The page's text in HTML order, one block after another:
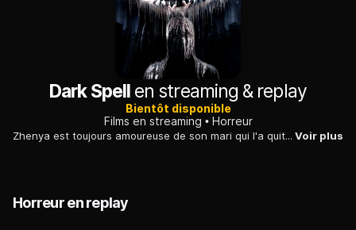
Dark Spell en streaming & replay
Bientôt disponible
Films en streaming
Horreur
Zhenya est toujours amoureuse de son mari qui l'a quittée et elle décide de le faire revenir. L'héroïne désespérée jette un sort appelé "Noces noires", un rituel magique connu pour sa puissance et son irréversibilité Voir plus
Horreur en replay